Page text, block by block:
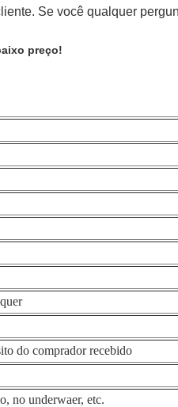
Se você qualquer
preço!
do comprador recebido
no underwaer, etc.